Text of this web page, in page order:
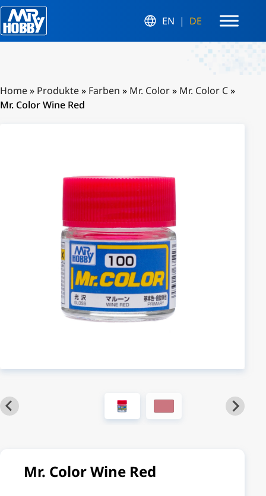
EN DE
Home» Produkte» Farben » Mr. Color» Mr. Color C»
Mr. Color Wine Red
Mr. Color Wine Red